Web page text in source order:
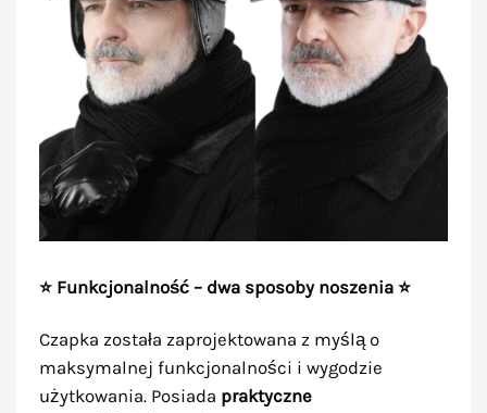
⭐ Funkcjonalność – dwa sposoby noszenia ⭐
Czapka została zaprojektowana z myślą o
maksymalnej funkcjonalności i wygodzie
użytkowania. Posiada praktyczne